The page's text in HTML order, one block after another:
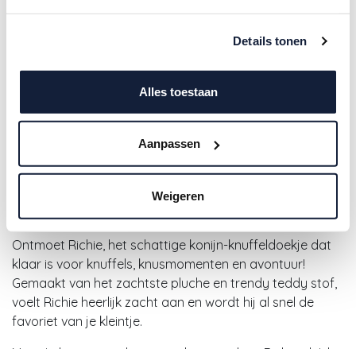
Details tonen
Alles toestaan
Aanpassen
Weigeren
Happy Horse | Knuffeldoek
Richie Mini Rabbit Green
Ontmoet Richie, het schattige konijn-knuffeldoekje dat
klaar is voor knuffels, knusmomenten en avontuur!
Gemaakt van het zachtste pluche en trendy teddy stof,
voelt Richie heerlijk zacht aan en wordt hij al snel de
favoriet van je kleintje.